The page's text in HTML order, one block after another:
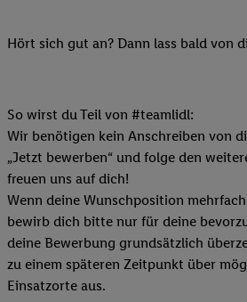
Hört sich gut an? Dann lass bald von
So wirst du Teil von #teamlidl:
Wir benötigen kein Anschreiben von
„Jetzt bewerben“ und folge den
freuen uns auf dich!
Wenn deine Wunschposition
bewirb dich bitte nur für deine
deine Bewerbung grundsätzlich
zu einem späteren Zeitpunkt über
Einsatzorte aus.